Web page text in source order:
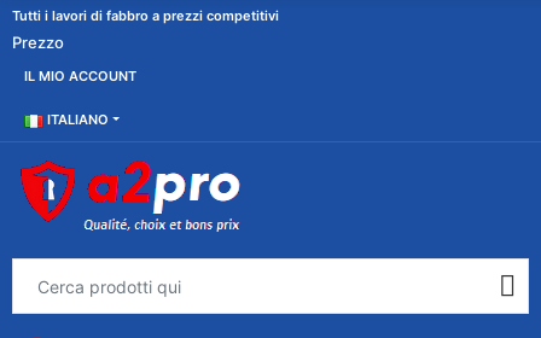
Tutti i lavori di fabbro a prezzi competitivi
Prezzo
IL MIO ACCOUNT
ITALIANO